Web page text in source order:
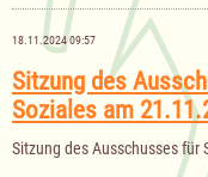
Bäk
am
11.12.2024
18.11.2024 09:57
Sitzung des
Soziales am
Sitzung des Ausschusses